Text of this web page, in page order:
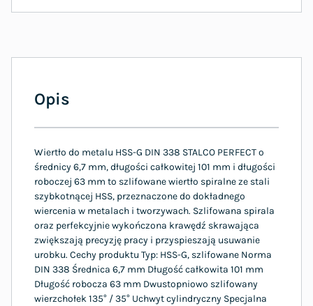
Opis
Wiertło do metalu HSS-G DIN 338 STALCO PERFECT o
średnicy 6,7 mm, długości całkowitej 101 mm i długości
roboczej 63 mm to szlifowane wiertło spiralne ze stali
szybkotnącej HSS, przeznaczone do dokładnego
wiercenia w metalach i tworzywach. Szlifowana spirala
oraz perfekcyjnie wykończona krawędź skrawająca
zwiększają precyzję pracy i przyspieszają usuwanie
urobku. Cechy produktu Typ: HSS-G, szlifowane Norma
DIN 338 Średnica 6,7 mm Długość całkowita 101 mm
Długość robocza 63 mm Dwustopniowo szlifowany
wierzchołek 135° / 35° Uchwyt cylindryczny Specjalna